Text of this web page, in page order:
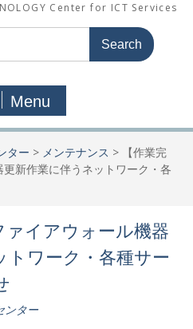
Center for ICT Services
Menu
ター > メンテナンス >
【作業完
新作業に伴うネットワーク・各
ァイアウォール機器
トワーク・各種サー
ンター